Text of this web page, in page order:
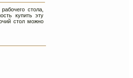
стола,
купить эту
стол можно